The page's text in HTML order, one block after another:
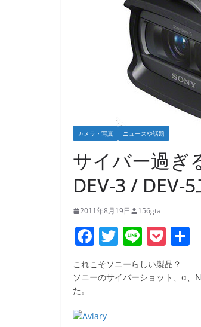
カメラ・写真 ニュースや話題
サイバー過ぎ
DEV-3 / DEV-
2011年8月19日 156gta
F
a
c
b
T
w
itt
Li
n
e
P
o
ck
これこそソニーらしい製品？
ソニーのサイバーショット、α、
た。